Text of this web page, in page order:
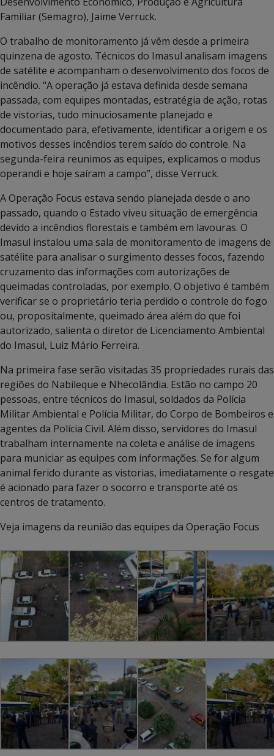
Familiar (Semagro), Jaime Verruck.
O trabalho de monitoramento já vêm desde a primeira
quinzena de agosto. Técnicos do Imasul analisam imagens
de satélite e acompanham o desenvolvimento dos focos de
incêndio. “A operação já estava definida desde semana
passada, com equipes montadas, estratégia de ação, rotas
de vistorias, tudo minuciosamente planejado e
documentado para, efetivamente, identificar a origem e os
motivos desses incêndios terem saído do controle. Na
segunda-feira reunimos as equipes, explicamos o modus
operandi e hoje saíram a campo”, disse Verruck.
A Operação Focus estava sendo planejada desde o ano
passado, quando o Estado viveu situação de emergência
devido a incêndios florestais e também em lavouras. O
Imasul instalou uma sala de monitoramento de imagens de
satélite para analisar o surgimento desses focos, fazendo
cruzamento das informações com autorizações de
queimadas controladas, por exemplo. O objetivo é também
verificar se o proprietário teria perdido o controle do fogo
ou, propositalmente, queimado área além do que foi
autorizado, salienta o diretor de Licenciamento Ambiental
do Imasul, Luiz Mário Ferreira.
Na primeira fase serão visitadas 35 propriedades rurais das
regiões do Nabileque e Nhecolândia. Estão no campo 20
pessoas, entre técnicos do Imasul, soldados da Polícia
Militar Ambiental e Polícia Militar, do Corpo de Bombeiros e
agentes da Polícia Civil. Além disso, servidores do Imasul
trabalham internamente na coleta e análise de imagens
para municiar as equipes com informações. Se for algum
animal ferido durante as vistorias, imediatamente o resgate
é acionado para fazer o socorro e transporte até os
centros de tratamento.
Veja imagens da reunião das equipes da Operação Focus